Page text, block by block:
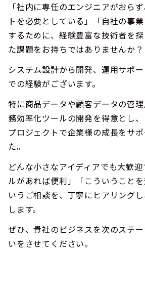
「社内に専任のエンジニアがおら
トを必要としている」「自社の事
するために、経験豊富な技術者を
た課題をお持ちではありませんか？
システム設計から開発、運用サポ
での経験がございます。
特に商品データや顧客データの管
務効率化ツールの開発を得意とし
プロジェクトで企業様の成長をサ
た。
どんな小さなアイディアでも大歓
ルがあれば便利」「こういうこと
いうご相談を、丁寧にヒアリング
します。
ぜひ、貴社のビジネスを次のステ
いをさせてください。